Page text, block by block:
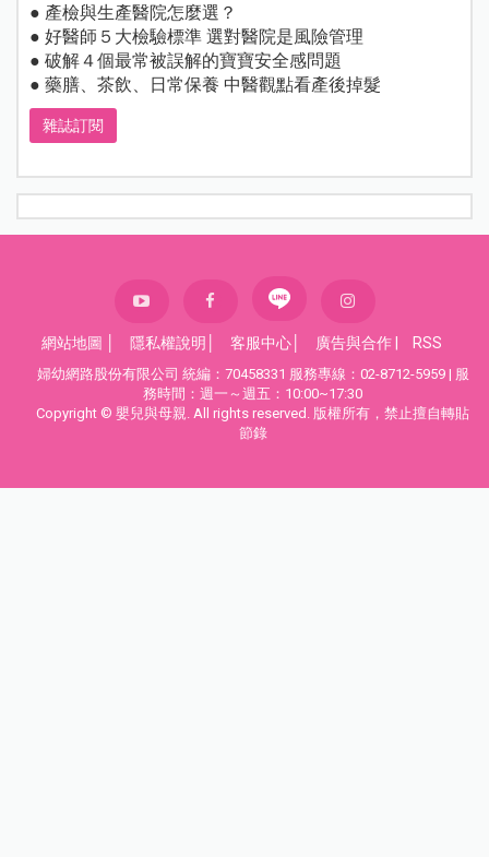
● 產檢與生產醫院怎麼選？
● 好醫師５大檢驗標準 選對醫院是風險管理
● 破解４個最常被誤解的寶寶安全感問題
● 藥膳、茶飲、日常保養 中醫觀點看產後掉髮
雜誌訂閱
網站地圖 隱私權說明 客服中心 廣告與合作 RSS
婦幼網路股份有限公司 統編：70458331 服務專線：02-8712-5959 | 服
務時間：週一～週五：10:00~17:30
Copyright © 嬰兒與母親. All rights reserved. 版權所有，禁止擅自轉貼
節錄